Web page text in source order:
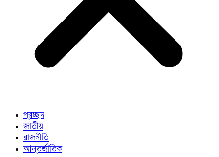
প্রচ্ছদ
জাতীয়
রাজনীতি
আন্তর্জাতিক